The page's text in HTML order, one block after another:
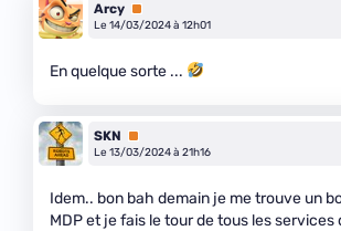
Arcy Premium
Le 14/03/2024 à 12h01
En quelque sorte ...
SKN
Premium
Le 13/03/2024 à 21h16
Idem.. bon bah demain je me trouve un
MDP et je fais le tour de tous les services